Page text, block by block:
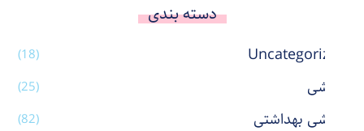
دسته بندی
Uncategorized
(18)
آرایشی (25)
آرایشی بهداشتی (82)